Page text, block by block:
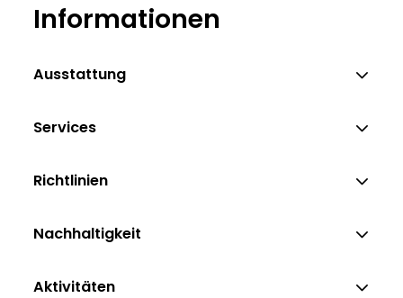
Informationen
Ausstattung
Services
Richtlinien
Nachhaltigkeit
Aktivitäten